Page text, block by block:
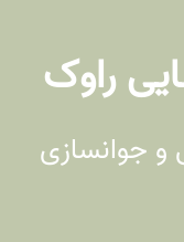
راوک​
و جوانسازی